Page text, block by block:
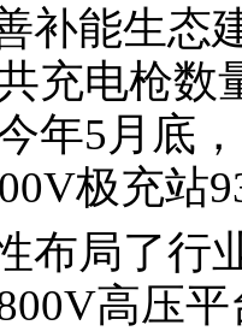
补能生态
充电枪数
年5月底
极充站
布局了行
高压